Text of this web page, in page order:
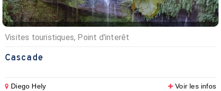
Visites touristiques, Point d'interêt
Cascade
Diego Hely Voir les infos